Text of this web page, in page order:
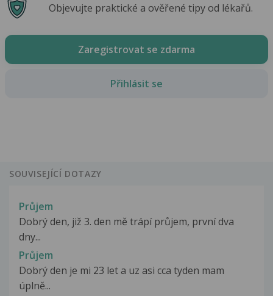
Objevujte praktické a ověřené tipy od lékařů.
Zaregistrovat se zdarma
Přihlásit se
SOUVISEJÍCÍ DOTAZY
Průjem
Dobrý den, již 3. den mě trápí průjem, první dva
dny...
Průjem
Dobrý den je mi 23 let a uz asi cca tyden mam
úplně...